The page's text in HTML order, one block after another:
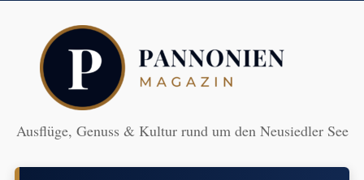
Ausflüge, Genuss & Kultur rund um den Neusiedler See